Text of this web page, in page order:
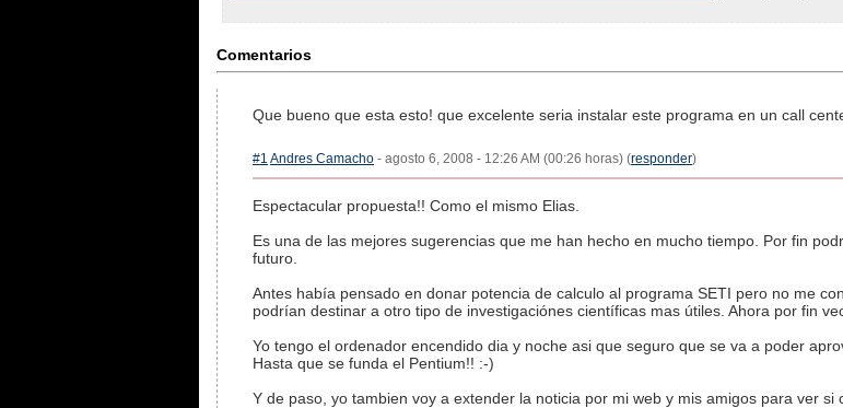
Comentarios
Que bueno que esta esto! que excelente seria instalar este programa en un call
#1 Andres Camacho - agosto 6, 2008 - 12:26 AM (00:26 horas) (responder)
Espectacular propuesta!! Como el mismo Elias.
Es una de las mejores sugerencias que me han hecho en mucho tiempo. Por fin
futuro.
Antes había pensado en donar potencia de calculo al programa SETI pero no me
podrían destinar a otro tipo de investigaciónes científicas mas útiles. Ahora por fin
Yo tengo el ordenador encendido dia y noche asi que seguro que se va a poder
Hasta que se funda el Pentium!! :-)
Y de paso, yo tambien voy a extender la noticia por mi web y mis amigos para ver si